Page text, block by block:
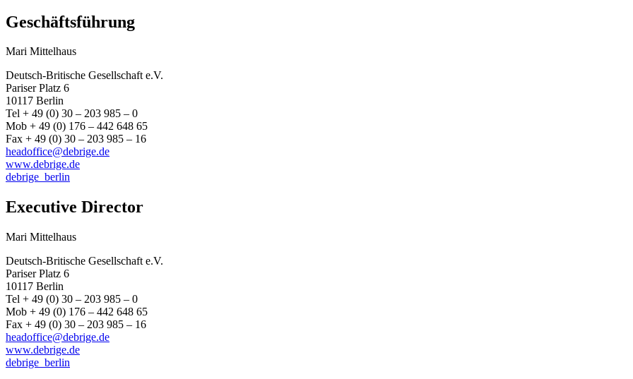
Geschäftsführung
Mari Mittelhaus
Deutsch-Britische Gesellschaft e.V.
Pariser Platz 6
10117 Berlin
Tel + 49 (0) 30 – 203 985 – 0
Mob + 49 (0) 176 – 442 648 65
Fax + 49 (0) 30 – 203 985 – 16
headoffice@debrige.de
www.debrige.de
debrige_berlin
Executive Director
Mari Mittelhaus
Deutsch-Britische Gesellschaft e.V.
Pariser Platz 6
10117 Berlin
Tel + 49 (0) 30 – 203 985 – 0
Mob + 49 (0) 176 – 442 648 65
Fax + 49 (0) 30 – 203 985 – 16
headoffice@debrige.de
www.debrige.de
debrige_berlin